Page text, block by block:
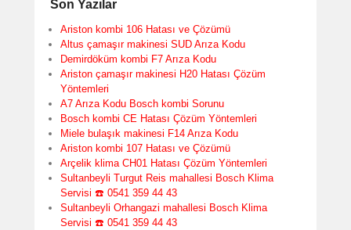
Son Yazılar
Ariston kombi 106 Hatası ve Çözümü
Altus çamaşır makinesi SUD Arıza Kodu
Demirdöküm kombi F7 Arıza Kodu
Ariston çamaşır makinesi H20 Hatası Çözüm
Yöntemleri
A7 Arıza Kodu Bosch kombi Sorunu
Bosch kombi CE Hatası Çözüm Yöntemleri
Miele bulaşık makinesi F14 Arıza Kodu
Ariston kombi 107 Hatası ve Çözümü
Arçelik klima CH01 Hatası Çözüm Yöntemleri
Sultanbeyli Turgut Reis mahallesi Bosch Klima
Servisi ☎️ 0541 359 44 43
Sultanbeyli Orhangazi mahallesi Bosch Klima
Servisi ☎️ 0541 359 44 43